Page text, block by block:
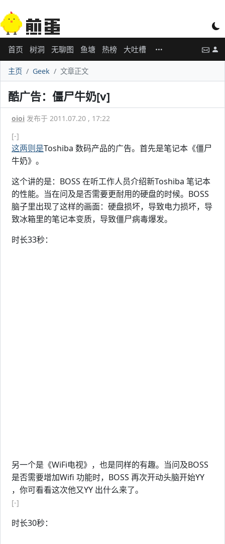
首页 树洞 无聊图 鱼塘 热榜 大吐槽
主页 Geek 文章正文
酷广告：僵尸牛奶[v]
oioi 发布于 2011.07.20 , 17:22
[-]
这两则是Toshiba 数码产品的广告。首先是笔记本《僵尸
牛奶》。
这个讲的是：BOSS 在听工作人员介绍新Toshiba 笔记本
的性能。当在问及是否需要更耐用的硬盘的时候。BOSS
脑子里出现了这样的画面：硬盘损坏，导致电力损坏，导
致冰箱里的笔记本变质，导致僵尸病毒爆发。
时长33秒：
另一个是《WiFi电视》，也是同样的有趣。当问及BOSS
是否需要增加Wifi 功能时，BOSS 再次开动头脑开始YY
，你可看看这次他又YY 出什么来了。
[-]
时长30秒：